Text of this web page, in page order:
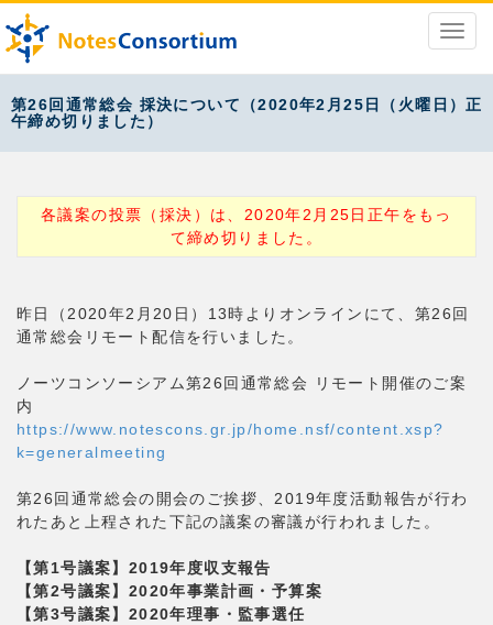
第26回通常総会 採決について（2020年2月25日（火曜日）正
午締め切りました）
各議案の投票（採決）は、2020年2月25日正午をもっ
て締め切りました。
昨日（2020年2月20日）13時よりオンラインにて、第26回
通常総会リモート配信を行いました。
ノーツコンソーシアム第26回通常総会 リモート開催のご案
内
https://www.notescons.gr.jp/home.nsf/content.xsp?
k=generalmeeting
第26回通常総会の開会のご挨拶、2019年度活動報告が行わ
れたあと上程された下記の議案の審議が行われました。
【第1号議案】2019年度収支報告
【第2号議案】2020年事業計画・予算案
【第3号議案】2020年理事・監事選任